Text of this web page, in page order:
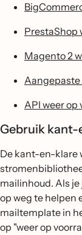
PrestaShop
Magento 2
Aangepaste
API weer op
Gebruik kant-
De kant-en-klare
mailinhoud. Als
op weg te helpen
mailtemplate in
op "weer op